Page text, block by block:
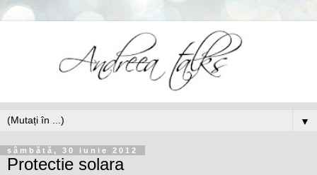
▼
sâmbătă, 30 iunie 2012
Protectie solara